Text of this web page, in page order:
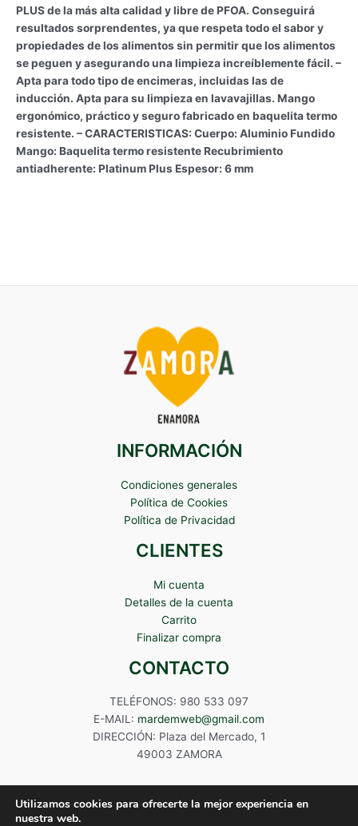
PLUS de la más alta calidad y libre de PFOA. Conseguirá
resultados sorprendentes, ya que respeta todo el sabor y
propiedades de los alimentos sin permitir que los alimentos
se peguen y asegurando una limpieza increíblemente fácil. –
Apta para todo tipo de encimeras, incluidas las de
inducción. Apta para su limpieza en lavavajillas. Mango
ergonómico, práctico y seguro fabricado en baquelita termo
resistente. – CARACTERISTICAS: Cuerpo: Aluminio Fundido
Mango: Baquelita termo resistente Recubrimiento
antiadherente: Platinum Plus Espesor: 6 mm
INFORMACIÓN
Condiciones generales
Política de Cookies
Política de Privacidad
CLIENTES
Mi cuenta
Detalles de la cuenta
Carrito
Finalizar compra
CONTACTO
TELÉFONOS: 980 533 097
E-MAIL: mardemweb@gmail.com
DIRECCIÓN: Plaza del Mercado, 1
49003 ZAMORA
Utilizamos cookies para ofrecerte la mejor experiencia en
nuestra web.